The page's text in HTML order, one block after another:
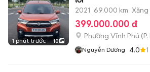
1 phút trước 10
2021 69.000 km Xăng
399.000.000 đ
Phường Vĩnh Phú (
Nguyễn Dương 4.0 1